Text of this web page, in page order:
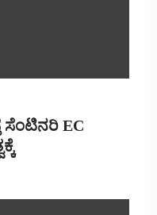
ಸೆಂಟಿನರಿ EC